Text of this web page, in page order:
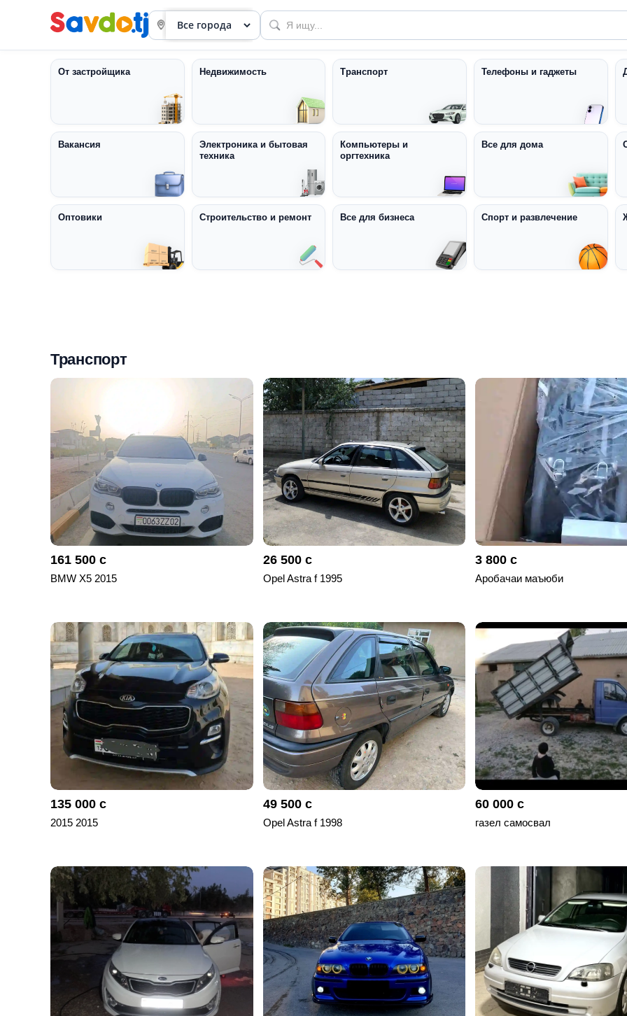
приборов
Профиль
модерации
Скрытые
объявления
Скрытые
Повторно
отправленные
объявления
Сделка
Настройки
аккаунта
От застройщика Недвижимость Транспорт Телефоны и гаджеты
Вакансия
Электроника и бытовая
техника
Компьютеры и
оргтехника
Все для дома
Оптовики Строительство и ремонт Все для бизнеса Спорт и развлечение
Транспорт
161 500 с
BMW X5 2015
26 500 с
Opel Astra f 1995
3 800 с
Аробачаи маъюби
135 000 с
2015 2015
49 500 с
Opel Astra f 1998
60 000 с
газел самосвал